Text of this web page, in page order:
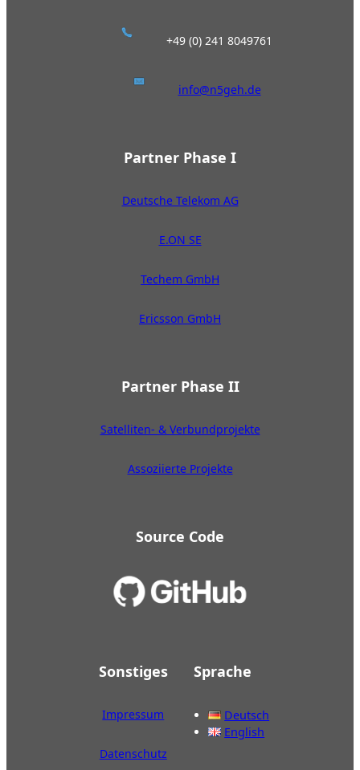
+49 (0) 241 8049761
info@n5geh.de
Partner Phase I
Deutsche Telekom AG
E.ON SE
Techem GmbH
Ericsson GmbH
Partner Phase II
Satelliten- & Verbundprojekte
Assoziierte Projekte
Source Code
Sonstiges
Impressum
Datenschutz
Sprache
Deutsch
English